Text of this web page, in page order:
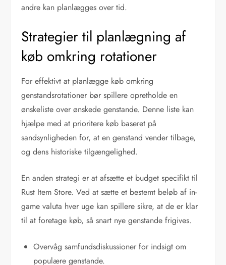
andre kan planlægges over tid.
Strategier til planlægning af
køb omkring rotationer
For effektivt at planlægge køb omkring
genstandsrotationer bør spillere opretholde en
ønskeliste over ønskede genstande. Denne liste kan
hjælpe med at prioritere køb baseret på
sandsynligheden for, at en genstand vender tilbage,
og dens historiske tilgængelighed.
En anden strategi er at afsætte et budget specifikt til
Rust Item Store. Ved at sætte et bestemt beløb af in-
game valuta hver uge kan spillere sikre, at de er klar
til at foretage køb, så snart nye genstande frigives.
Overvåg samfundsdiskussioner for indsigt om
populære genstande.